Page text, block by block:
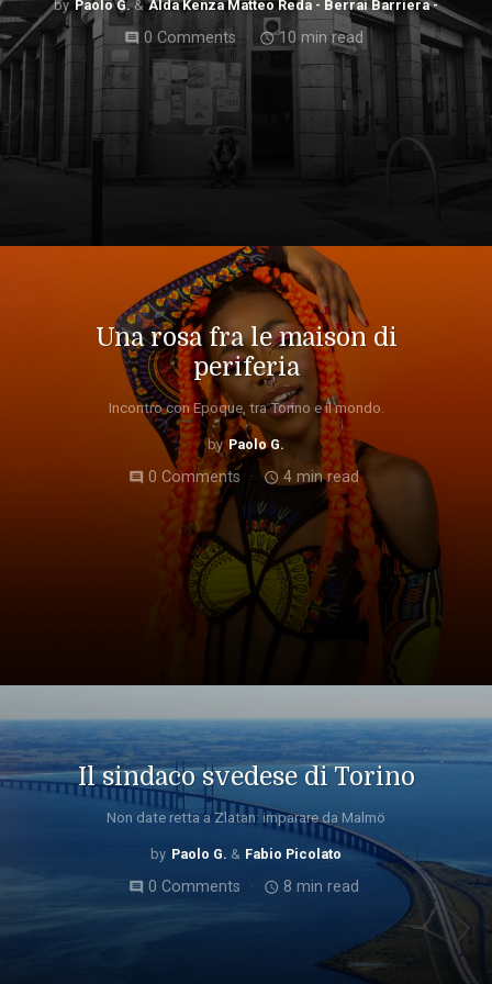
Paolo G. Alda Kenza Matteo Reda - Berrai Barriera -
comment 0 Comments access_time10 min read
Una rosa fra le maison di
periferia
Incontro con Epoque, tra Torino e il mondo.
Paolo G.
comment 0 Comments access_time 4 min read
Il sindaco svedese di Torino
Non date retta a Zlatan: imparare da Malmö
Paolo G. Fabio Picolato
comment0 Comments access_time 8 min read